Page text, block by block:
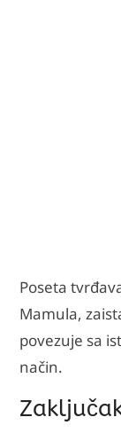
Poseta
Mamula,
povezuje sa
način.